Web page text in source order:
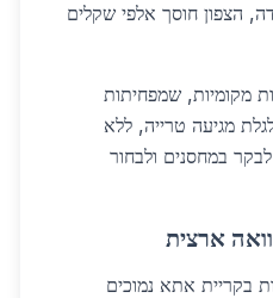
הצפון חוסך אלפי שקלים
מקומיות, שמפחיתות
מגיעה טרייה, ללא
במחסנים ולבחור
ארצית
בקריית אתא נמוכים